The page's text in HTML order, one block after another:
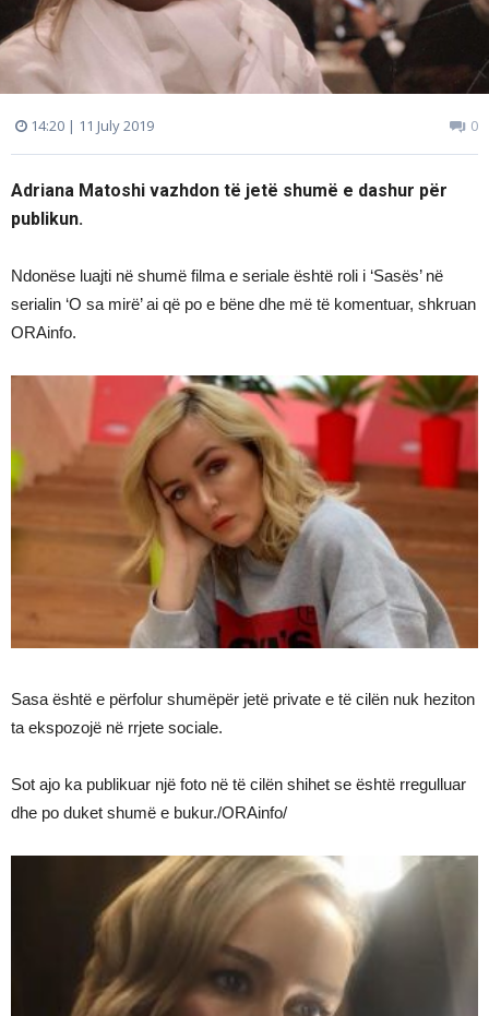
14:20 | 11 July 2019 0
Adriana Matoshi vazhdon të jetë shumë e dashur për
publikun.
Ndonëse luajti në shumë filma e seriale është roli i ‘Sasës’ në
serialin ‘O sa mirë’ ai që po e bëne dhe më të komentuar, shkruan
ORAinfo.
Sasa është e përfolur shumëpër jetë private e të cilën nuk heziton
ta ekspozojë në rrjete sociale.
Sot ajo ka publikuar një foto në të cilën shihet se është rregulluar
dhe po duket shumë e bukur./ORAinfo/